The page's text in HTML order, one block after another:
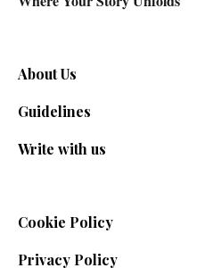
About Us
Guidelines
Write with us
Cookie Policy
Privacy Policy